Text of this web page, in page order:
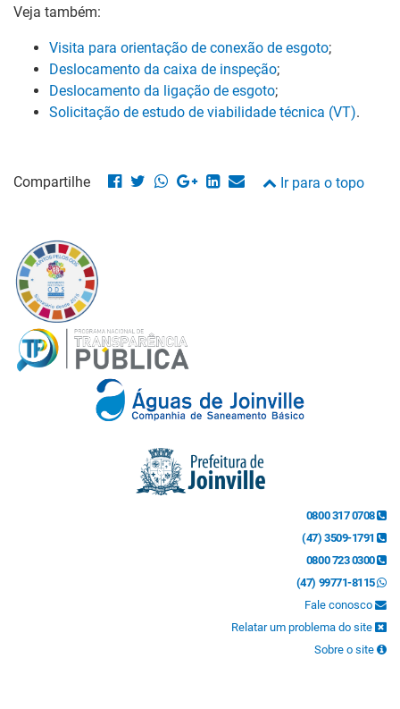
Veja também:
Visita para orientação de conexão de esgoto;
Deslocamento da caixa de inspeção;
Deslocamento da ligação de esgoto;
Solicitação de estudo de viabilidade técnica (VT).
Compartilhe Ir para o topo
0800 317 0708
(47) 3509-1791
0800 723 0300
(47) 99771-8115
Fale conosco
Relatar um problema do site
Sobre o site